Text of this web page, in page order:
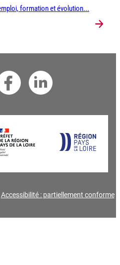
formation et évolution...
Accessibilité : partiellement conforme